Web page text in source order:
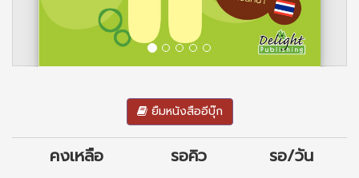
ยืมหนังสืออีบุ๊ก
คงเหลือ รอคิว
รอ/วัน